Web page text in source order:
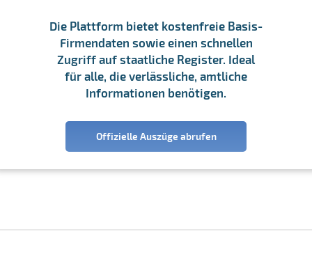
Die Plattform bietet kostenfreie Basis-
Firmendaten sowie einen schnellen
Zugriff auf staatliche Register. Ideal
für alle, die verlässliche, amtliche
Informationen benötigen.
Offizielle Auszüge abrufen